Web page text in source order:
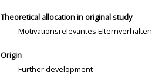
Theoretical allocation in original study
Motivationsrelevantes Elternverhalten
Origin
Further development